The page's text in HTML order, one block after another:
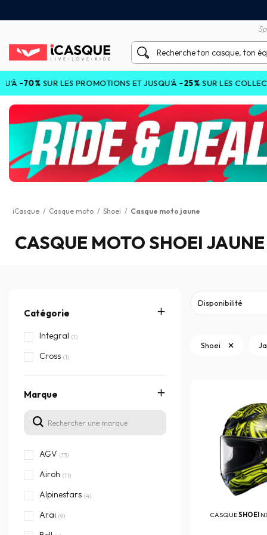
SUR LES PROMOTIONS ET JUSQU'À-25%SUR LES COLLECTIONS
iCasque / Casque moto / Shoei / Casque moto jaune
CASQUE MOTO SHOEI JAUNE
Catégorie
Integral (1)
Cross (1)
Marque
AGV (13)
Airoh (11)
Alpinestars (4)
Arai (9)
Shoei
CASQUESHOEI